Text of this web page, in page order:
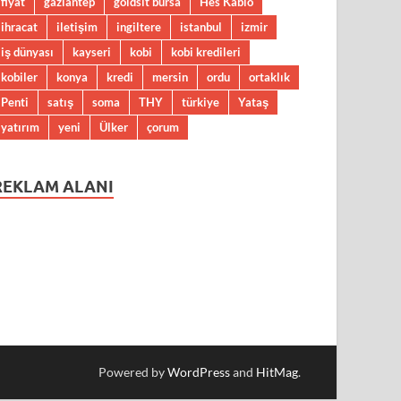
ihracat
iletişim ingiltere istanbul
izmir
iş dünyası
kayseri kobi
kobi kredileri
kobiler
konya kredi mersin ordu
ortaklık
Penti
satış soma THY türkiye
Yataş
yatırım
yeni Ülker çorum
ALANI
Powered byWordPressand HitMag.